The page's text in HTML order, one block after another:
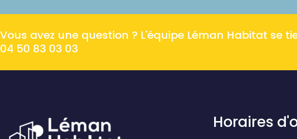
Vous avez une question ? L'équipe Léman Habitat se
04 50 83 03 03
Horaires